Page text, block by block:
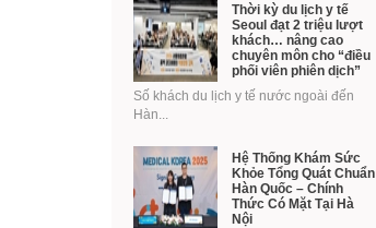
Thời kỳ du lịch y tế
Seoul đạt 2 triệu lượt
khách… nâng cao
chuyên môn cho “điều
phối viên phiên dịch”
Số khách du lịch y tế nước ngoài đến
Hàn...
Hệ Thống Khám Sức
Khỏe Tổng Quát Chuẩn
Hàn Quốc – Chính
Thức Có Mặt Tại Hà
Nội